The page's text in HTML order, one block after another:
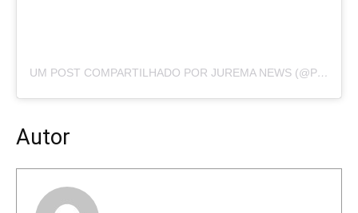
UM POST COMPARTILHADO POR JUREMA NEWS (@PORTALJUREMANEWS)
Autor